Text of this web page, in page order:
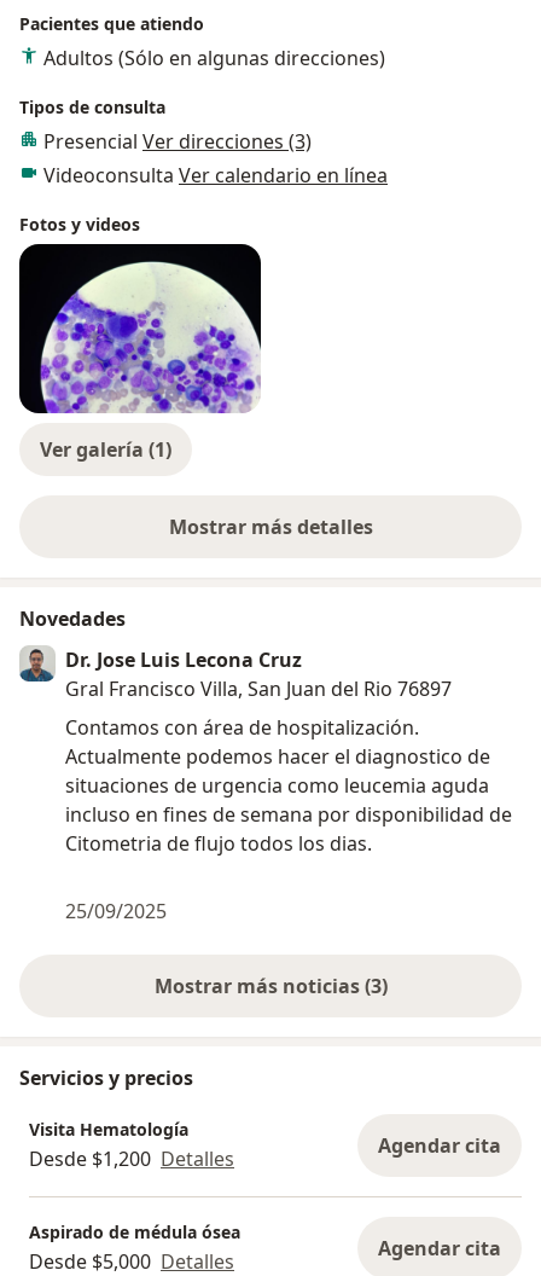
Pacientes que atiendo
Adultos (Sólo en algunas direcciones)
Tipos de consulta
Presencial Ver direcciones (3)
Videoconsulta Ver calendario en línea
Fotos y videos
Ver galería (1)
Mostrar más detalles
sobre la experiencia
Novedades
Dr. Jose Luis Lecona Cruz
Gral Francisco Villa, San Juan del Rio 76897
Contamos con área de hospitalización.
Actualmente podemos hacer el diagnostico de
situaciones de urgencia como leucemia aguda
incluso en fines de semana por disponibilidad de
Citometria de flujo todos los dias.
25/09/2025
Mostrar más noticias (3)
Servicios y precios
Visita Hematología
Desde $1,200 Detalles Agendar cita
Aspirado de médula ósea
Desde $5,000 Detalles Agendar cita